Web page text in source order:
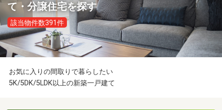
て・分譲住宅を探す
該当物件数391件
お気に入りの間取りで暮らしたい
5K/5DK/5LDK以上の新築一戸建て